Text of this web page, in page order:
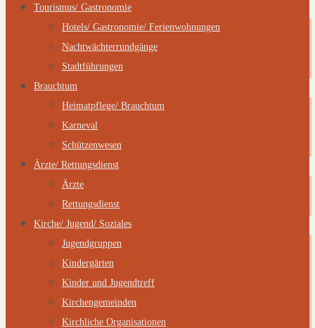
Tourismus/ Gastronomie
Hotels/ Gastronomie/ Ferienwohnungen
Nachtwächterrundgänge
Stadtführungen
Brauchtum
Heimatpflege/ Brauchtum
Karneval
Schützenwesen
Ärzte/ Rettungsdienst
Ärzte
Rettungsdienst
Kirche/ Jugend/ Soziales
Jugendgruppen
Kindergärten
Kinder und Jugendtreff
Kirchengemeinden
Kirchliche Organisationen